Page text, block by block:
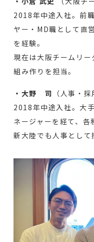
2018年中途入社。前
ヤー・MD職として直
を経験。
現在は大阪チームリ
組み作りを担当。
・大野 司 （人事・採
2018年中途入社。大
ネージャーを経て、各
新大陸でも人事として